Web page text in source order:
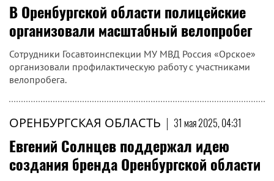
В Оренбургской области полицейские
организовали масштабный велопробег
Сотрудники Госавтоинспекции МУ МВД Россия «Орское»
организовали профилактическую работу с участниками
велопробега.
ОРЕНБУРГСКАЯ ОБЛАСТЬ | 31 мая 2025, 04:31
Евгений Солнцев поддержал идею
создания бренда Оренбургской области